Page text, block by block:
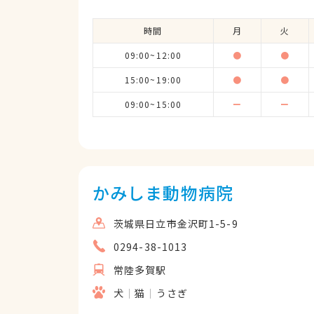
時間 月 火
09:00~12:00 ● ●
15:00~19:00 ● ●
09:00~15:00 ー ー
かみしま動物病院
茨城県日立市金沢町1-5-9
0294-38-1013
常陸多賀駅
犬
猫 うさぎ